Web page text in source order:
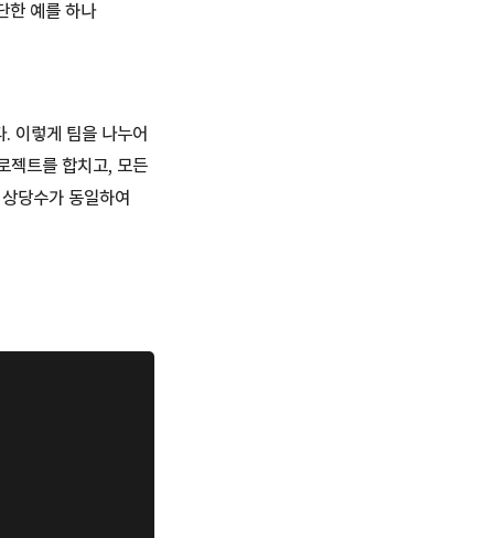
한 예를 하나
이렇게 팀을 나누어
젝트를 합치고, 모든
당수가 동일하여